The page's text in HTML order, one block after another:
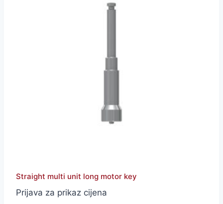
Straight multi unit long motor key
Prijava za prikaz cijena